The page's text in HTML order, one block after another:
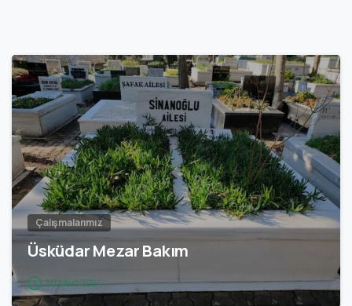
2
Çalışmalarımız
Üsküdar Mezar Bakım
20 Mart 2024